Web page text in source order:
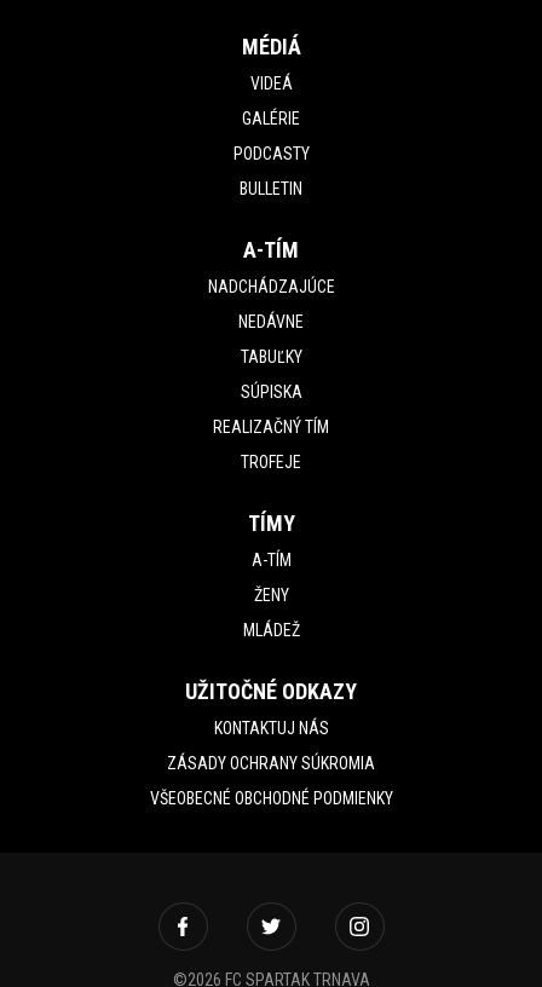
MÉDIÁ
VIDEÁ
GALÉRIE
PODCASTY
BULLETIN
A-TÍM
NADCHÁDZAJÚCE
NEDÁVNE
TABUĽKY
SÚPISKA
REALIZAČNÝ TÍM
TROFEJE
TÍMY
A-TÍM
ŽENY
MLÁDEŽ
UŽITOČNÉ ODKAZY
KONTAKTUJ NÁS
ZÁSADY OCHRANY SÚKROMIA
VŠEOBECNÉ OBCHODNÉ PODMIENKY
©2026 FC SPARTAK TRNAVA